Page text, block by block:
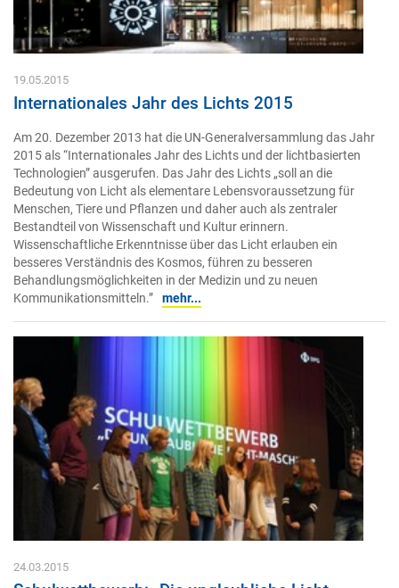
19.05.2015
Internationales Jahr des Lichts 2015
Am 20. Dezember 2013 hat die UN-Generalversammlung das Jahr
2015 als “Internationales Jahr des Lichts und der lichtbasierten
Technologien” ausgerufen. Das Jahr des Lichts „soll an die
Bedeutung von Licht als elementare Lebensvoraussetzung für
Menschen, Tiere und Pflanzen und daher auch als zentraler
Bestandteil von Wissenschaft und Kultur erinnern.
Wissenschaftliche Erkenntnisse über das Licht erlauben ein
besseres Verständnis des Kosmos, führen zu besseren
Behandlungsmöglichkeiten in der Medizin und zu neuen
Kommunikationsmitteln.” mehr...
24.03.2015